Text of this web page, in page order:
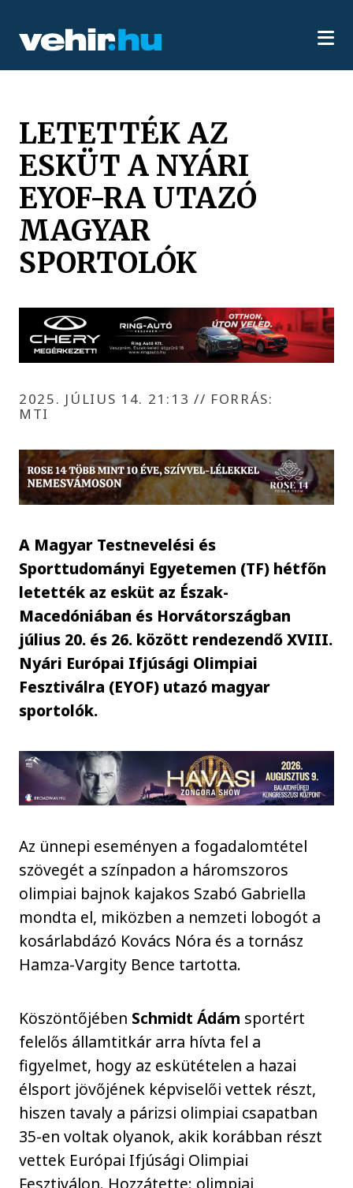
LETETTÉK AZ
ESKÜT A NYÁRI
EYOF-RA UTAZÓ
MAGYAR
SPORTOLÓK
2025. JÚLIUS 14. 21:13 // FORRÁS:
MTI
A Magyar Testnevelési és
Sporttudományi Egyetemen (TF) hétfőn
letették az esküt az Észak-
Macedóniában és Horvátországban
július 20. és 26. között rendezendő XVIII.
Nyári Európai Ifjúsági Olimpiai
Fesztiválra (EYOF) utazó magyar
sportolók.
Az ünnepi eseményen a fogadalomtétel
szövegét a színpadon a háromszoros
olimpiai bajnok kajakos Szabó Gabriella
mondta el, miközben a nemzeti lobogót a
kosárlabdázó Kovács Nóra és a tornász
Hamza-Vargity Bence tartotta.
Köszöntőjében Schmidt Ádám sportért
felelős államtitkár arra hívta fel a
figyelmet, hogy az eskütételen a hazai
élsport jövőjének képviselői vettek részt,
hiszen tavaly a párizsi olimpiai csapatban
35-en voltak olyanok, akik korábban részt
vettek Európai Ifjúsági Olimpiai